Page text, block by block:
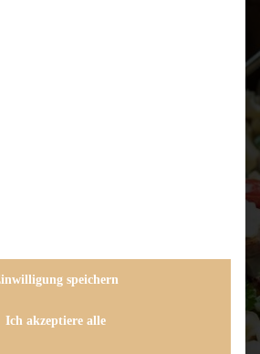
speichern
Ich akzeptiere alle